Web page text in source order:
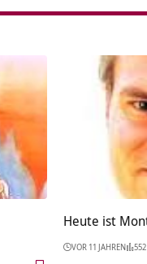
Heute ist
VOR 11 JAHREN